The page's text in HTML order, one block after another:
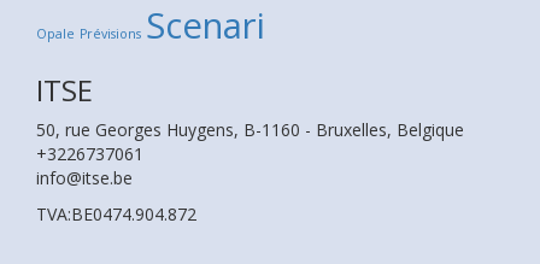
Opale Prévisions Scenari
ITSE
50, rue Georges Huygens, B-1160 - Bruxelles, Belgique
+3226737061
info@itse.be
TVA:BE0474.904.872